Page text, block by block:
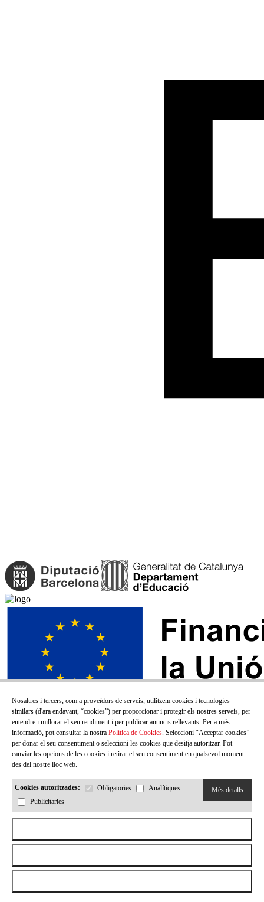
SUBSCRIU-TE AL NOSTRE BUTLLETÍ!
Correu electrónic
Nosaltres i tercers, com a proveïdors de serveis, utilitzem cookies i tecnologies
similars (d'ara endavant, “cookies”) per proporcionar i protegir els nostres serveis, per
entendre i millorar el seu rendiment i per publicar anuncis rellevants. Per a més
informació, pot consultar la nostra Política de Cookies. Seleccioni “Acceptar cookies”
per donar el seu consentiment o seleccioni les cookies que desitja autoritzar. Pot
canviar les opcions de les cookies i retirar el seu consentiment en qualsevol moment
des del nostre lloc web.
Cookies autoritzades: Obligatories
Analítiques
Publicitaries
Més detalls